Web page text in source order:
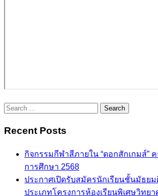
Search
Recent Posts
กิจกรรมกีฬาสีภายใน “ดอกสักเกมส์”
การศึกษา 2568
ประกาศเปิดรับสมัครนักเรียนชั้นมัธย
ประเภทโครงการห้องเรียนพิเศษวิทย